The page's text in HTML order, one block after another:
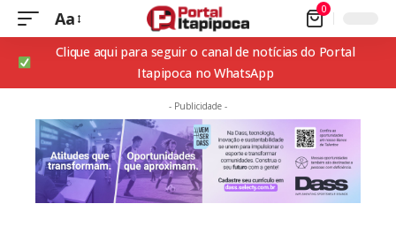
Aa 0
Clique aqui para seguir o canal de notícias do Portal
Itapipoca no WhatsApp
- Publicidade -